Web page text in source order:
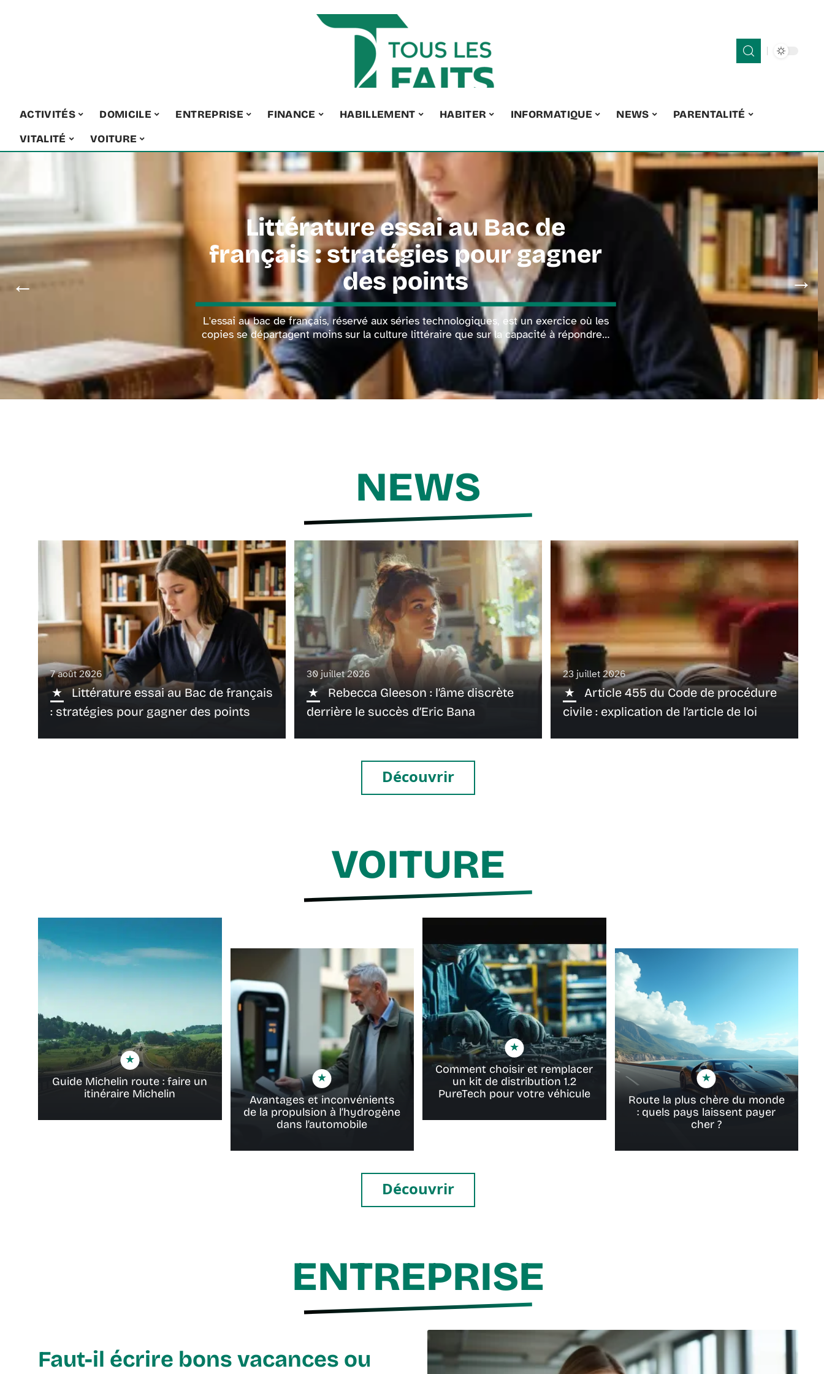
ACTIVITÉS DOMICILE ENTREPRISE FINANCE HABILLEMENT HABITER INFORMATIQUE NEWS
PARENTALITÉ
VITALITÉ
VOITURE
Littérature essai au Bac de
français : stratégies pour gagner
des points
L'essai au bac de français, réservé aux séries technologiques, est un exercice où les
copies se départagent moins sur la culture littéraire que sur la capacité à répondre…
NEWS
7 août 2026
Littérature essai au Bac de français
: stratégies pour gagner des points
30 juillet 2026
Rebecca Gleeson : l’âme discrète
derrière le succès d’Eric Bana
23 juillet 2026
Article 455 du Code de procédure
civile : explication de l’article de loi
Découvrir
VOITURE
Guide Michelin route : faire un
itinéraire Michelin
Avantages et inconvénients
de la propulsion à l’hydrogène
dans l’automobile
Comment choisir et remplacer
un kit de distribution 1.2
PureTech pour votre véhicule
Route la plus chère du monde
: quels pays laissent payer
cher ?
Découvrir
ENTREPRISE
Faut-il écrire bons vacances ou